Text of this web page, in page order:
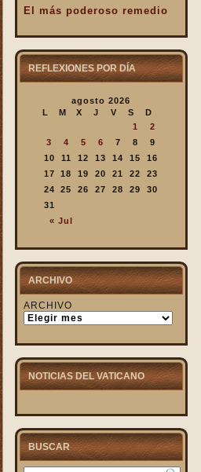
El más poderoso remedio
El Pan de la Palabra y el
El Pan nuestro de cada día.
El valor infinto de la Santa
En la Santa Misa Dios nos
da todo
En la Santa Misa la Iglesia
se ofrece a sí misma
En la Santa Misa recibimos
En la Santa Misa se
cumplen todas las
profecías
Es Cristo mismo quien
celebra la Santa Misa
Frutos y beneficios de la
Santa Misa
Fusión y transformación
Misa Diaria
In Persona Christi
REFLEXIONES POR DÍA
agosto 2026
L
M X J V S D
« Jul
1
2
3
4 5 6 7 8
9
10
11 12 13 14 15
16
17
18 19 20 21 22
23
24
25 26 27 28 29
30
31
ARCHIVO
ARCHIVO
NOTICIAS DEL VATICANO
BUSCAR